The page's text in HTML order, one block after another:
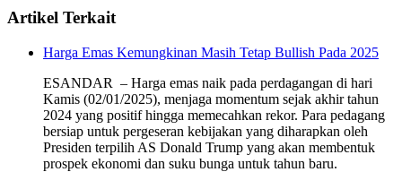
Artikel Terkait
Harga Emas Kemungkinan Masih Tetap Bullish Pada 2025
ESANDAR – Harga emas naik pada perdagangan di hari
Kamis (02/01/2025), menjaga momentum sejak akhir tahun
2024 yang positif hingga memecahkan rekor. Para pedagang
bersiap untuk pergeseran kebijakan yang diharapkan oleh
Presiden terpilih AS Donald Trump yang akan membentuk
prospek ekonomi dan suku bunga untuk tahun baru.